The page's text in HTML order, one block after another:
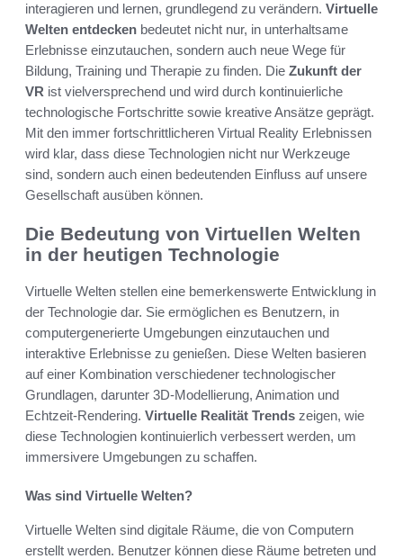
interagieren und lernen, grundlegend zu verändern. Virtuelle
Welten entdecken bedeutet nicht nur, in unterhaltsame
Erlebnisse einzutauchen, sondern auch neue Wege für
Bildung, Training und Therapie zu finden. Die Zukunft der
VR ist vielversprechend und wird durch kontinuierliche
technologische Fortschritte sowie kreative Ansätze geprägt.
Mit den immer fortschrittlicheren Virtual Reality Erlebnissen
wird klar, dass diese Technologien nicht nur Werkzeuge
sind, sondern auch einen bedeutenden Einfluss auf unsere
Gesellschaft ausüben können.
Die Bedeutung von Virtuellen Welten
in der heutigen Technologie
Virtuelle Welten stellen eine bemerkenswerte Entwicklung in
der Technologie dar. Sie ermöglichen es Benutzern, in
computergenerierte Umgebungen einzutauchen und
interaktive Erlebnisse zu genießen. Diese Welten basieren
auf einer Kombination verschiedener technologischer
Grundlagen, darunter 3D-Modellierung, Animation und
Echtzeit-Rendering. Virtuelle Realität Trends zeigen, wie
diese Technologien kontinuierlich verbessert werden, um
immersivere Umgebungen zu schaffen.
Was sind Virtuelle Welten?
Virtuelle Welten sind digitale Räume, die von Computern
erstellt werden. Benutzer können diese Räume betreten und